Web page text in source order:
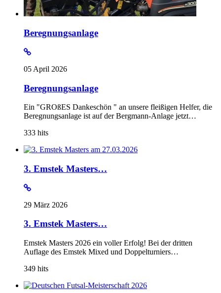
Beregnungsanlage
05 April 2026
Beregnungsanlage
Ein "GROßES Dankeschön " an unsere fleißigen Helfer, die
Beregnungsanlage ist auf der Bergmann-Anlage jetzt…
333 hits
3. Emstek Masters…
29 März 2026
3. Emstek Masters…
Emstek Masters 2026 ein voller Erfolg! Bei der dritten
Auflage des Emstek Mixed und Doppelturniers…
349 hits